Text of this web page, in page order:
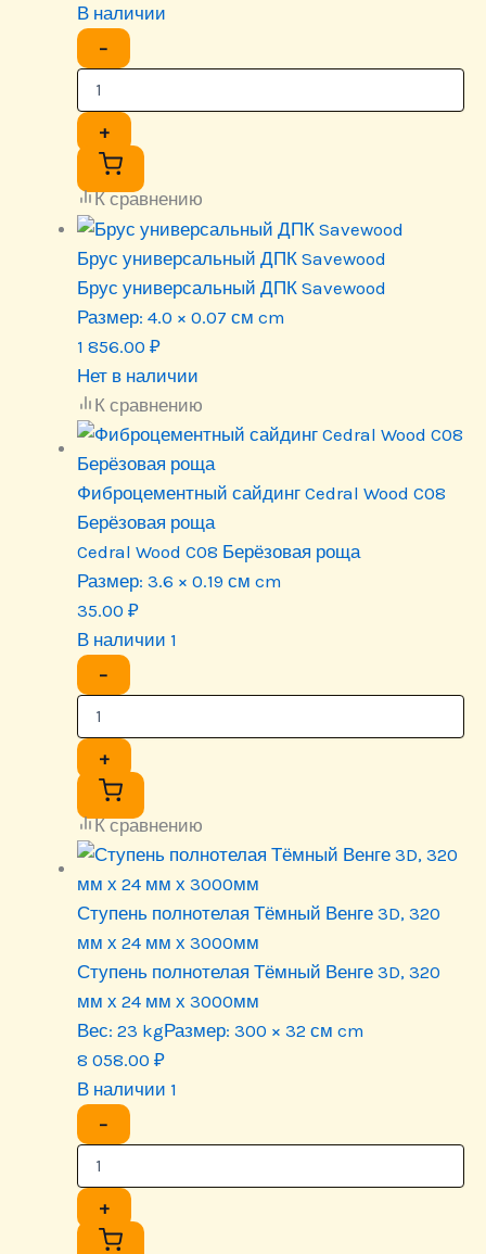
В наличии
−
+
К сравнению
Брус универсальный ДПК Savewood
Брус универсальный ДПК Savewood
Размер: 4.0 × 0.07 см cm
1 856.00 ₽
Нет в наличии
К сравнению
Фиброцементный сайдинг Cedral Wood C08
Берёзовая роща
Cedral Wood C08 Берёзовая роща
Размер: 3.6 × 0.19 см cm
35.00 ₽
В наличии 1
−
+
К сравнению
Ступень полнотелая Тёмный Венге 3D, 320
мм х 24 мм х 3000мм
Ступень полнотелая Тёмный Венге 3D, 320
мм х 24 мм х 3000мм
Вес: 23 kgРазмер: 300 × 32 см cm
8 058.00 ₽
В наличии 1
−
+